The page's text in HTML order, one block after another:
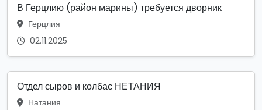
В Герцлию (район марины) требуется дворник
Герцлия
02.11.2025
Отдел сыров и колбас НЕТАНИЯ
Натания